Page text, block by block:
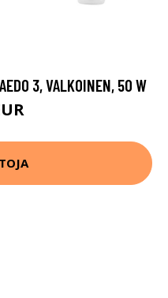
3, VALKOINEN, 50 W